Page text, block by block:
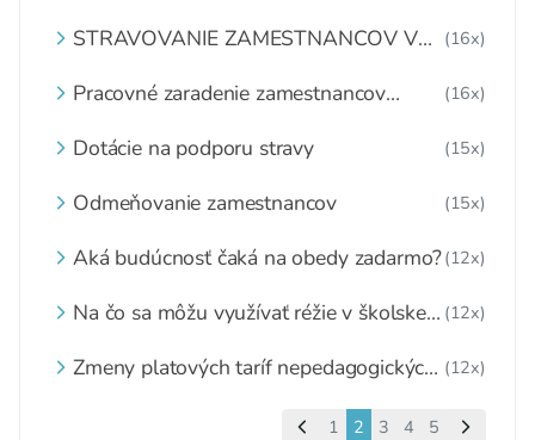
A RECEPTÚRY
STRAVOVANIE ZAMESTNANCOV V
(16x)
Pracovné zaradenie zamestnancov
(16x)
Dotácie na podporu stravy (15x)
Odmeňovanie zamestnancov (15x)
Aká budúcnosť čaká na obedy zadarmo?(12x)
Na čo sa môžu využívať réžie v školskej
(12x)
Zmeny platových taríf nepedagogických (12x)
1 2 3 4 5